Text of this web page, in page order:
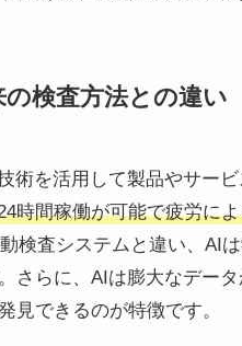
検査方法との違い
術を活用して製品やサー
時間稼働が可能で疲労に
検査システムと違い、AI
さらに、AIは膨大なデー
見できるのが特徴です。